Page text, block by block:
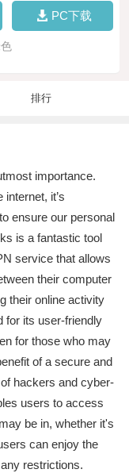
PC下载
排行
importance.
it’s
ensure our personal
is a fantastic tool
service that allows
their computer
their online activity
for its user-friendly
for those who may
of a secure and
hackers and cyber-
users to access
be in, whether it's
can enjoy the
restrictions.